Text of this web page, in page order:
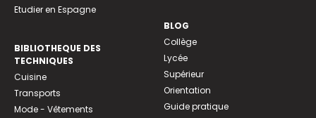
Etudier en Espagne
BIBLIOTHEQUE DES
TECHNIQUES
Cuisine
Transports
Mode - Vêtements
BLOG
Collège
Lycée
Supérieur
Orientation
Guide pratique